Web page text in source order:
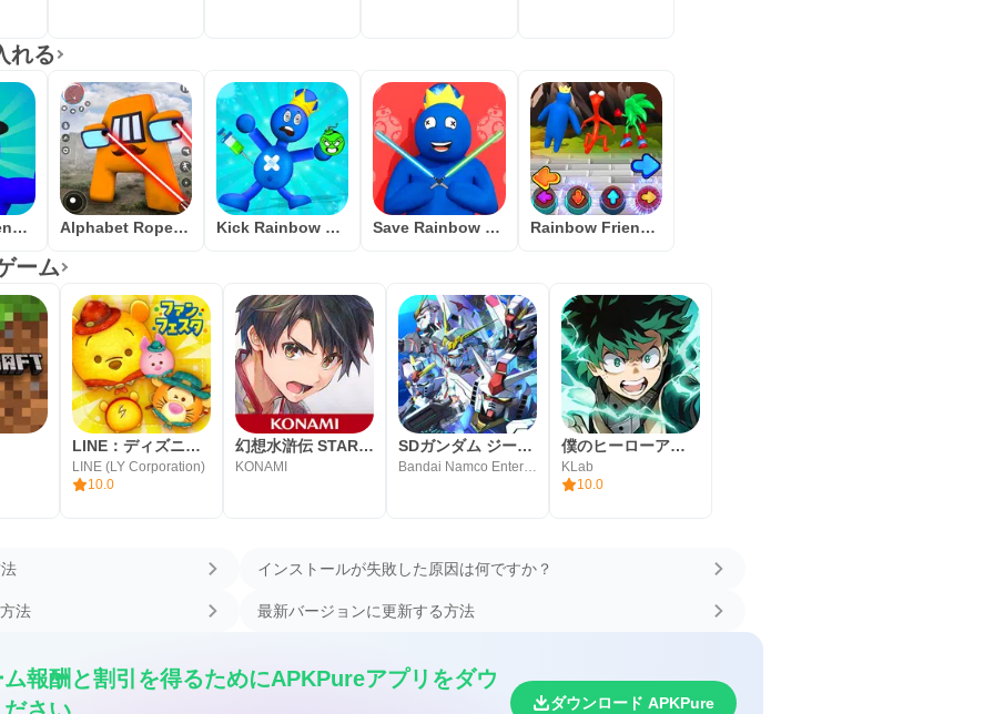
れる
Rainbow Friends Survival Rope Alphabet Rope Hero Game Kick Rainbow Friends Blue Save Rainbow Friends Blue Rainbow Friend Blue FNF Music
ーム
LINE：ディズニー ツムツム
LINE (LY Corporation)
10.0
幻想水滸伝 STAR LEAP
KONAMI
SDガンダム ジージェネレーション エターナル 僕のヒーローアカデミアUNITED SURVIVAL
KLab
10.0
インストールが失敗した原因は何ですか？
法 最新バージョンに更新する方法
報酬と割引を得るためにAPKPureアプリをダウ
ダウンロード APKPure